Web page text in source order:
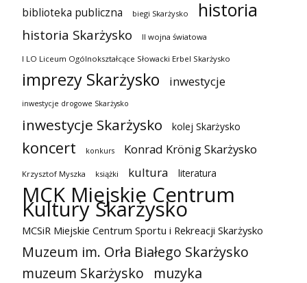
biblioteka publiczna
biegi Skarżysko historia
historia Skarżysko II wojna światowa
I LO Liceum Ogólnokształcące Słowacki Erbel Skarżysko
imprezy Skarżysko inwestycje
inwestycje drogowe Skarżysko
inwestycje Skarżysko kolej Skarżysko
koncert konkurs Konrad Krönig Skarżysko
Krzysztof Myszka książki kultura literatura
MCK Miejskie Centrum
Kultury Skarżysko
MCSiR Miejskie Centrum Sportu i Rekreacji Skarżysko
Muzeum im. Orła Białego Skarżysko
muzeum Skarżysko
muzyka